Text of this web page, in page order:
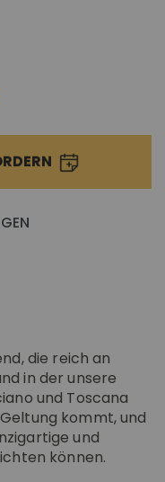
die reich an
in der unsere
und Toscana
kommt, und
und
können.